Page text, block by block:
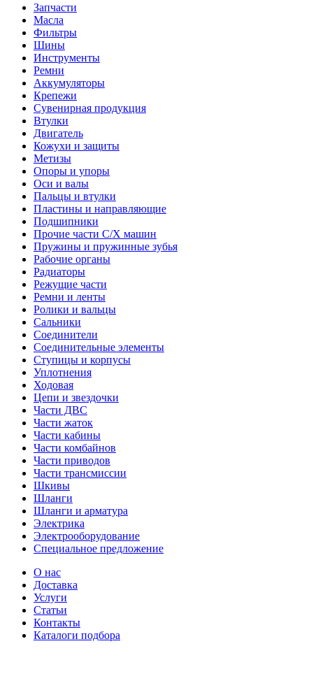
Запчасти
Масла
Фильтры
Шины
Инструменты
Ремни
Аккумуляторы
Крепежи
Сувенирная продукция
Втулки
Двигатель
Кожухи и защиты
Метизы
Опоры и упоры
Оси и валы
Пальцы и втулки
Пластины и направляющие
Подшипники
Прочие части С/Х машин
Пружины и пружинные зубья
Рабочие органы
Радиаторы
Режущие части
Ремни и ленты
Ролики и вальцы
Сальники
Соединители
Соединительные элементы
Ступицы и корпусы
Уплотнения
Ходовая
Цепи и звездочки
Части ДВС
Части жаток
Части кабины
Части комбайнов
Части приводов
Части трансмиссии
Шкивы
Шланги
Шланги и арматура
Электрика
Электрооборудование
Специальное предложение
О нас
Доставка
Услуги
Статьи
Контакты
Каталоги подбора